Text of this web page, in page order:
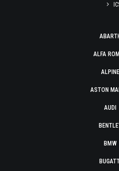
ALFA
ALPINE
ASTON
AUDI
BMW